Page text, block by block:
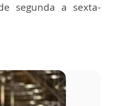
segunda a sexta-